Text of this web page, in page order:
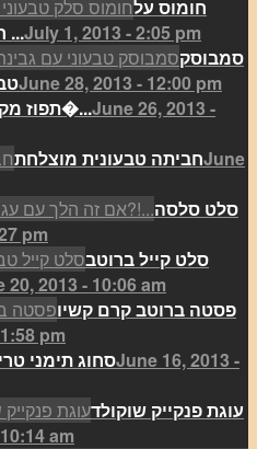
חומוס על
חומוס על חומוס, תבשיל ...July 1, 2013 - 2:05 pm
סמבוסק
June 28, 2013 - 12:00 pm
תפוז מקורמל וגלידת וניל טבעונ�...June 26, 2013 -
חביתה טבעונית מוצלחתJune
סלט סלסה
pm
סלט קייל ברוטב
20, 2013 - 10:06 am
פסטה ברוטב קרם קשיו
pm
סחוג תימני טריJune 16, 2013 -
עוגת פנקייק שוקולד
am